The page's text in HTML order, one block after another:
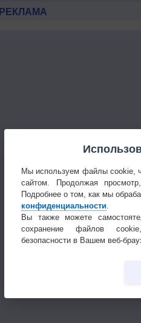
РЕКЛАМА
Мы используем файлы cookie,
сайтом. Продолжая
Подробнее о том, как мы
конфиденциальности
Вы также можете
сохранение файлов
безопасности в Вашем веб-